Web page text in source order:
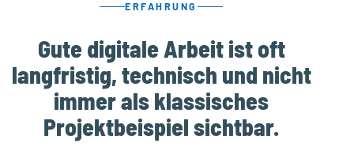
ERFAHRUNG
Gute digitale Arbeit ist oft
langfristig, technisch und nicht
immer als klassisches
Projektbeispiel sichtbar.